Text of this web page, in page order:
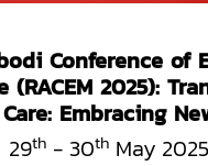
Conference of
(RACEM 2025):
Embracing
29th - 30th May 2025